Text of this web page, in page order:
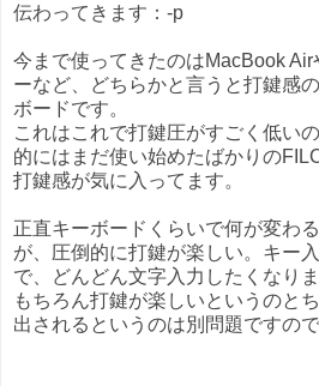
伝わってきます：-p
今まで使ってきたのはMacBook
ーなど、どちらかと言うと打鍵感
ボードです。
これはこれで打鍵圧がすごく低い
的にはまだ使い始めたばかりの
打鍵感が気に入ってます。
正直キーボードくらいで何が変わ
が、圧倒的に打鍵が楽しい。キー
で、どんどん文字入力したくなりま
もちろん打鍵が楽しいというのと
出されるというのは別問題ですので